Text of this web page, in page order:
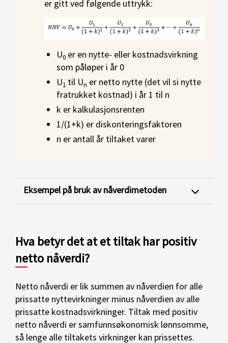
er gitt ved følgende uttrykk:
U0 er en nytte- eller kostnadsvirkning
som påløper i år 0
U1 til Un er netto nytte (det vil si nytte
fratrukket kostnad) i år 1 til n
k er kalkulasjonsrenten
1/(1+k) er diskonteringsfaktoren
n er antall år tiltaket varer
Eksempel på bruk av nåverdimetoden
Hva betyr det at et tiltak har positiv
netto nåverdi?
Netto nåverdi er lik summen av nåverdien for alle
prissatte nyttevirkninger minus nåverdien av alle
prissatte kostnadsvirkninger. Tiltak med positiv
netto nåverdi er samfunnsøkonomisk lønnsomme,
så lenge alle tiltakets virkninger kan prissettes.